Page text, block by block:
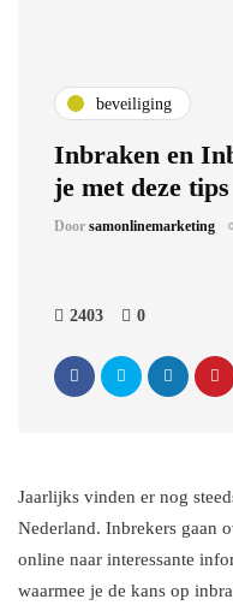
beveiliging
Inbraken en
je met deze tips
Door samonlinemarketing
2403 0
Jaarlijks vinden er nog
Nederland. Inbrekers gaan
online naar interessante
waarmee je de kans op